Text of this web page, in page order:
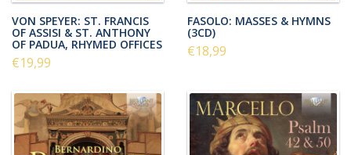
VON SPEYER: ST. FRANCIS
OF ASSISI & ST. ANTHONY
OF PADUA, RHYMED OFFICES
€19,99
FASOLO: MASSES & HYMNS
(3CD)
€18,99